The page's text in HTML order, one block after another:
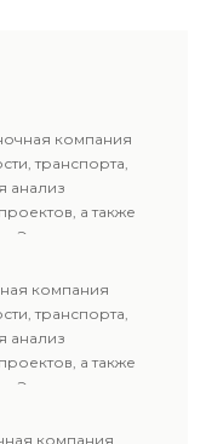
компания
транспорта,
анализ
а также
Эксперты
и
для
компания
транспорта,
анализ
а также
Эксперты
и
компания